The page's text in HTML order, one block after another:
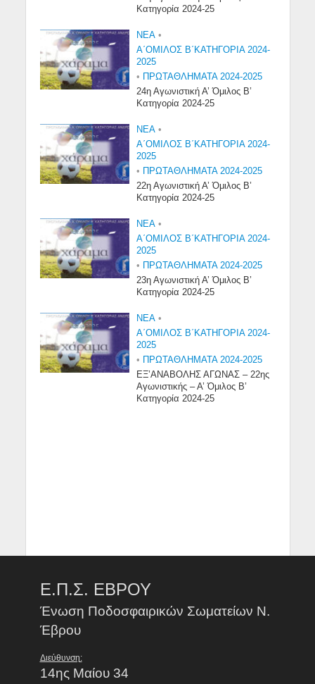
Κατηγορία 2024-25
NEA •
Α΄ΟΜΙΛΟΣ Β΄ΚΑΤΗΓΟΡΙΑ 2024-
2025
•
ΠΡΩΤΑΘΛΗΜΑΤΑ 2024-2025
24η Αγωνιστική Α’ Όμιλος Β’
Κατηγορία 2024-25
NEA •
Α΄ΟΜΙΛΟΣ Β΄ΚΑΤΗΓΟΡΙΑ 2024-
2025
•
ΠΡΩΤΑΘΛΗΜΑΤΑ 2024-2025
22η Αγωνιστική Α’ Όμιλος Β’
Κατηγορία 2024-25
NEA •
Α΄ΟΜΙΛΟΣ Β΄ΚΑΤΗΓΟΡΙΑ 2024-
2025
•
ΠΡΩΤΑΘΛΗΜΑΤΑ 2024-2025
23η Αγωνιστική Α’ Όμιλος Β’
Κατηγορία 2024-25
NEA •
Α΄ΟΜΙΛΟΣ Β΄ΚΑΤΗΓΟΡΙΑ 2024-
2025
•
ΠΡΩΤΑΘΛΗΜΑΤΑ 2024-2025
ΕΞ’ΑΝΑΒΟΛΗΣ ΑΓΩΝΑΣ – 22ης
Αγωνιστικής – Α’ Όμιλος Β’
Κατηγορία 2024-25
Ε.Π.Σ. ΕΒΡΟΥ
Ένωση Ποδοσφαιρικών Σωματείων Ν.
Έβρου
Διεύθυνση:
14ης Μαίου 34